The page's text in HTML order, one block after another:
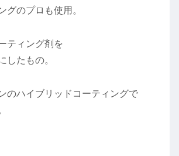
グのプロも使用。
ティング剤を
したもの。
のハイブリッドコーティングで